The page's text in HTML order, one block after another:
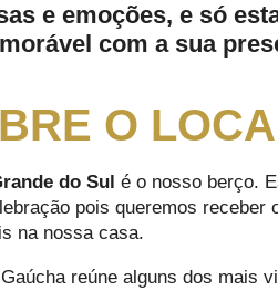
e emoções, e só
com a sua
O
do Sul é o nosso berço.
pois queremos receber
na nossa casa.
reúne alguns dos mais